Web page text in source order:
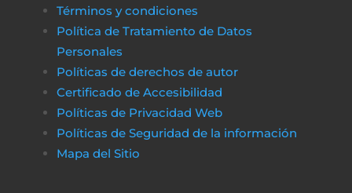
Términos y condiciones
Política de Tratamiento de Datos
Personales
Políticas de derechos de autor
Certificado de Accesibilidad
Políticas de Privacidad Web
Políticas de Seguridad de la información
Mapa del Sitio